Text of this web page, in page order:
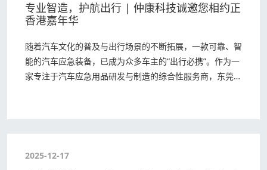
专业智造，护航出行 | 仲康科技诚邀您相约正
香港嘉年华
随着汽车文化的普及与出行场景的不断拓展，一款可靠、智
能的汽车应急装备，已成为众多车主的“出行必携”。作为一
家专注于汽车应急用品研发与制造的综合性服务商，东莞市
2025-12-17